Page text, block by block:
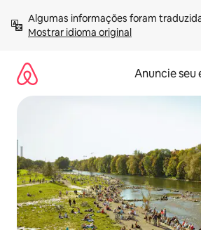
para
Mostrar idioma original
Anuncie seu